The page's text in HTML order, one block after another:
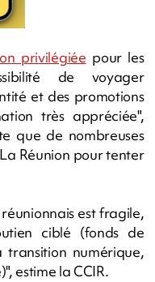
privilégiée pour les
de voyager
et des promotions
très appréciée",
que de nombreuses
Réunion pour tenter
est fragile,
ciblé (fonds de
transition numérique,
estime la CCIR.